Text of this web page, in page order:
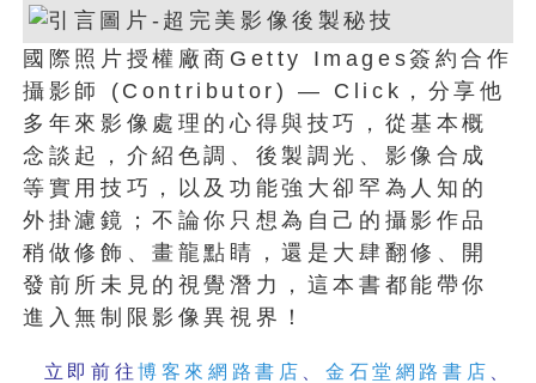
國際照片授權廠商Getty Images簽約合作
攝影師 (Contributor) — Click，分享他
多年來影像處理的心得與技巧，從基本概
念談起，介紹色調、後製調光、影像合成
等實用技巧，以及功能強大卻罕為人知的
外掛濾鏡；不論你只想為自己的攝影作品
稍做修飾、畫龍點睛，還是大肆翻修、開
發前所未見的視覺潛力，這本書都能帶你
進入無制限影像異視界！
立即前往博客來網路書店 金石堂網路書店